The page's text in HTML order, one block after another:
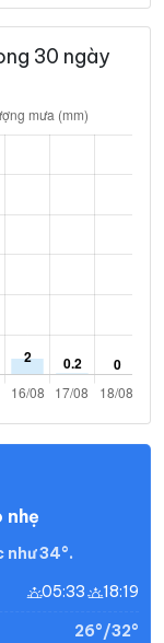
30 ngày
nhẹ
như 34°.
05:33 18:19
26°/32°